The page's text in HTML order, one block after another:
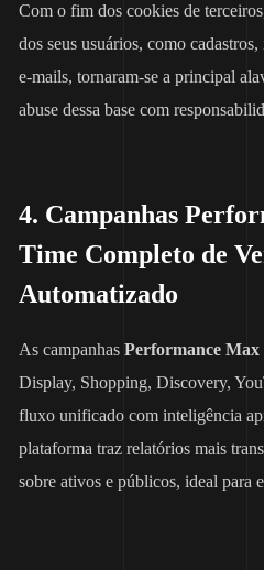
Com o fim dos cookies de
dos seus usuários, como
e-mails, tornaram-se a principal
abuse dessa base com
4. Campanhas
Time Completo de
Automatizado
As campanhasPerformance
Display, Shopping, Discovery,
fluxo unificado com inteligência
plataforma traz relatórios mais
sobre ativos e públicos, ideal para